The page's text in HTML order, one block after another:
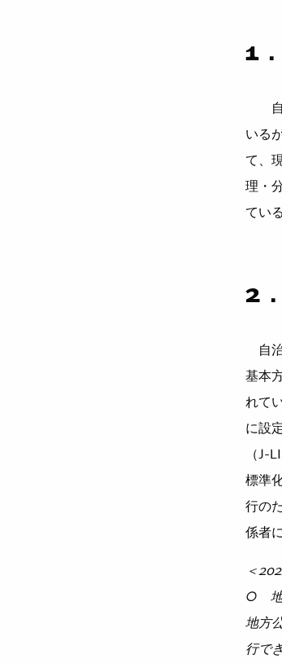
1
自
いる
て、
理・
ている
2
自
基本
れて
に設
（J-
標準
行の
係者
＜
○ 地
地方
行で